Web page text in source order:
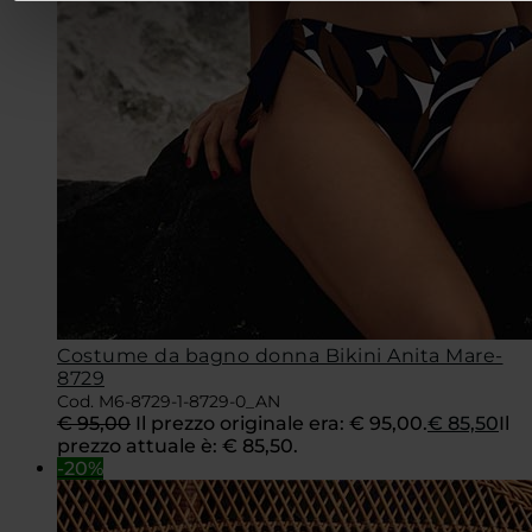
Costume da bagno donna Bikini Anita Mare-
8729
Cod. M6-8729-1-8729-0_AN
€95,00 Il prezzo originale era: € 95,00.€ 85,50Il
prezzo attuale è: € 85,50.
-20%